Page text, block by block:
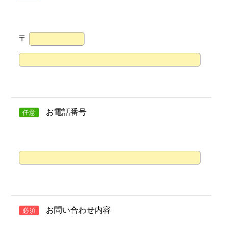
〒
任意 お電話番号
必須 お問い合わせ内容